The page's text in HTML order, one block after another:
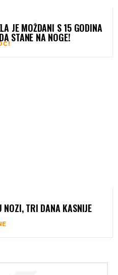
JE MOŽDANI S 15 GODINA
STANE NA NOGE!
TRI DANA KASNIJE